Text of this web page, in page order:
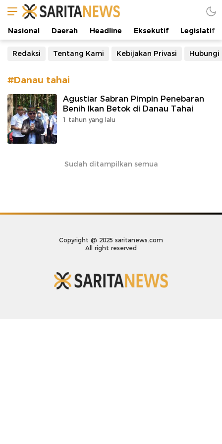
Manifestasi Arus Kebenaran
Nasional Daerah Headline Eksekutif Legislatif
Redaksi Tentang Kami Kebijakan Privasi Hubungi
#Danau tahai
Agustiar Sabran Pimpin Penebaran
Benih Ikan Betok di Danau Tahai
1 tahun yang lalu
Sudah ditampilkan semua
Copyright @ 2025 saritanews.com
All right reserved